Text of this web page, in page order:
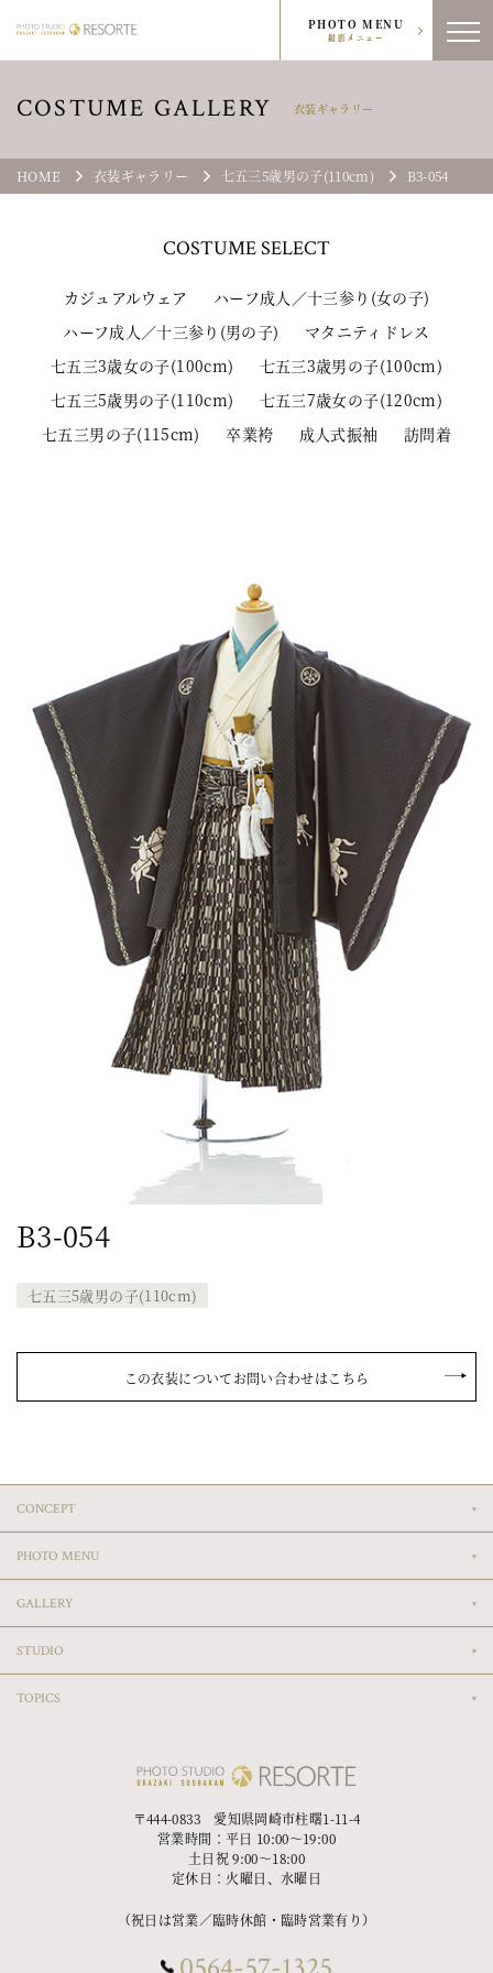
PHOTO MENU
撮影メニュー
COSTUME GALLERY 衣装ギャラリー
HOME 衣装ギャラリー 七五三5歳男の子(110cm) B3-054
COSTUMESELECT
カジュアルウェア
ハーフ成人／十三参り(女の子)
ハーフ成人／十三参り(男の子)
マタニティドレス
七五三3歳女の子(100cm)
七五三3歳男の子(100cm)
七五三5歳男の子(110cm)
七五三7歳女の子(120cm)
七五三男の子(115cm)
卒業袴 成人式振袖 訪問着
B3-054
七五三5歳男の子(110cm)
この衣装についてお問い合わせはこちら
CONCEPT
PHOTO MENU
GALLERY
STUDIO
TOPICS
〒444-0833 愛知県岡崎市柱曙1-11-4
営業時間：平日 10:00〜19:00
土日祝 9:00〜18:00
定休日：火曜日、水曜日
（祝日は営業／臨時休館・臨時営業有り）